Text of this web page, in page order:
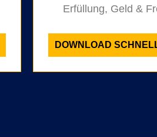
Erfüllung, Geld &
DOWNLOAD